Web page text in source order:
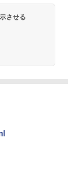
させる